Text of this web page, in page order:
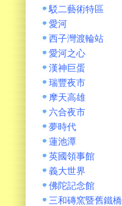
駁二藝術特區
愛河
西子灣渡輪站
愛河之心
漢神巨蛋
瑞豐夜市
摩天高雄
六合夜市
夢時代
蓮池潭
英國領事館
義大世界
佛陀記念館
三和磚窯暨舊鐵橋